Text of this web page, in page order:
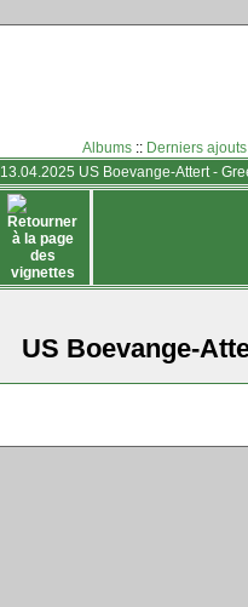
Albums :: Derniers ajouts
13.04.2025 US Boevange-Attert -
US Boevange-